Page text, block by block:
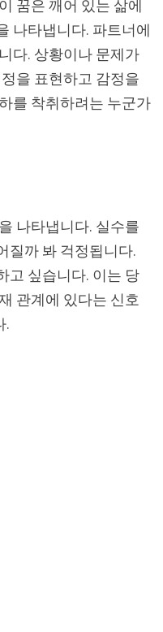
꿈은 깨어 있는 삶에
나타냅니다. 파트너에
다. 상황이나 문제가
을 표현하고 감정을
를 착취하려는 누군가
나타냅니다. 실수를
질까 봐 걱정됩니다.
고 싶습니다. 이는 당
관계에 있다는 신호
.